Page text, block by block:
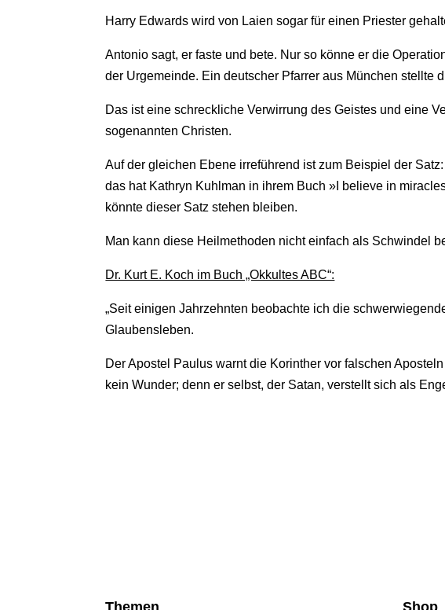
Harry Edwards wird von Laien sogar für einen Priester
Antonio sagt, er faste und bete. Nur so könne er die
der Urgemeinde. Ein deutscher Pfarrer aus München stellte
Das ist eine schreckliche Verwirrung des Geistes und eine
sogenannten Christen.
Auf der gleichen Ebene irreführend ist zum Beispiel der
das hat Kathryn Kuhlman in ihrem Buch »I believe in
könnte dieser Satz stehen bleiben.
Man kann diese Heilmethoden nicht einfach als Schwindel
Dr. Kurt E. Koch im Buch „Okkultes ABC“:
„Seit einigen Jahrzehnten beobachte ich die
Glaubensleben.
Der Apostel Paulus warnt die Korinther vor falschen
kein Wunder; denn er selbst, der Satan, verstellt sich als
Themen Shop